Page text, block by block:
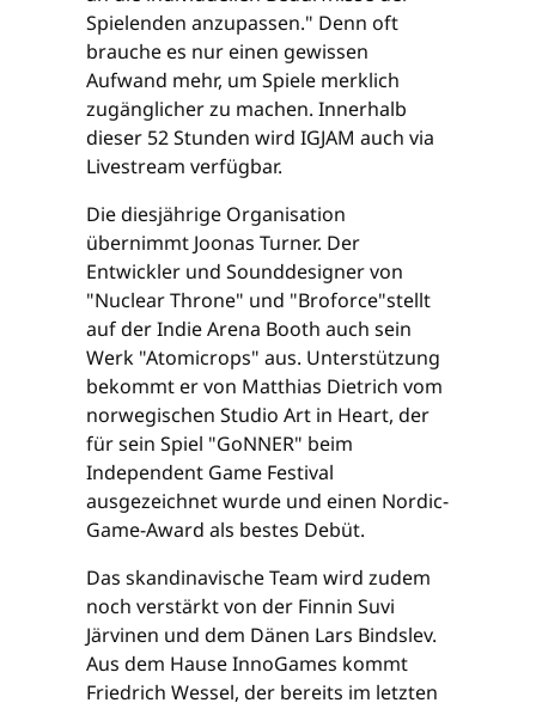
Spielenden anzupassen." Denn oft
brauche es nur einen gewissen
Aufwand mehr, um Spiele merklich
zugänglicher zu machen. Innerhalb
dieser 52 Stunden wird IGJAM auch via
Livestream verfügbar.
Die diesjährige Organisation
übernimmt Joonas Turner. Der
Entwickler und Sounddesigner von
"Nuclear Throne" und "Broforce"stellt
auf der Indie Arena Booth auch sein
Werk "Atomicrops" aus. Unterstützung
bekommt er von Matthias Dietrich vom
norwegischen Studio Art in Heart, der
für sein Spiel "GoNNER" beim
Independent Game Festival
ausgezeichnet wurde und einen Nordic-
Game-Award als bestes Debüt.
Das skandinavische Team wird zudem
noch verstärkt von der Finnin Suvi
Järvinen und dem Dänen Lars Bindslev.
Aus dem Hause InnoGames kommt
Friedrich Wessel, der bereits im letzten